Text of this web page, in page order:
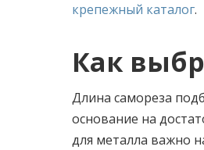
крепежный каталог.
Как
Длина самореза
основание на
для металла важно